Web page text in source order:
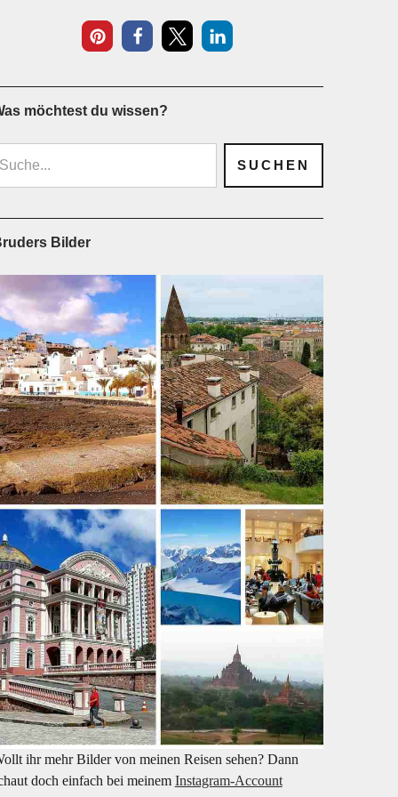
möchtest du wissen?
Bilder
ihr mehr Bilder von meinen Reisen sehen? Dann
doch einfach bei meinem Instagram-Account